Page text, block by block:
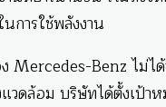
การใช้พลังงาน
Mercedes-Benz ไม่
วดล้อม บริษัทได้ตั้งเป้า